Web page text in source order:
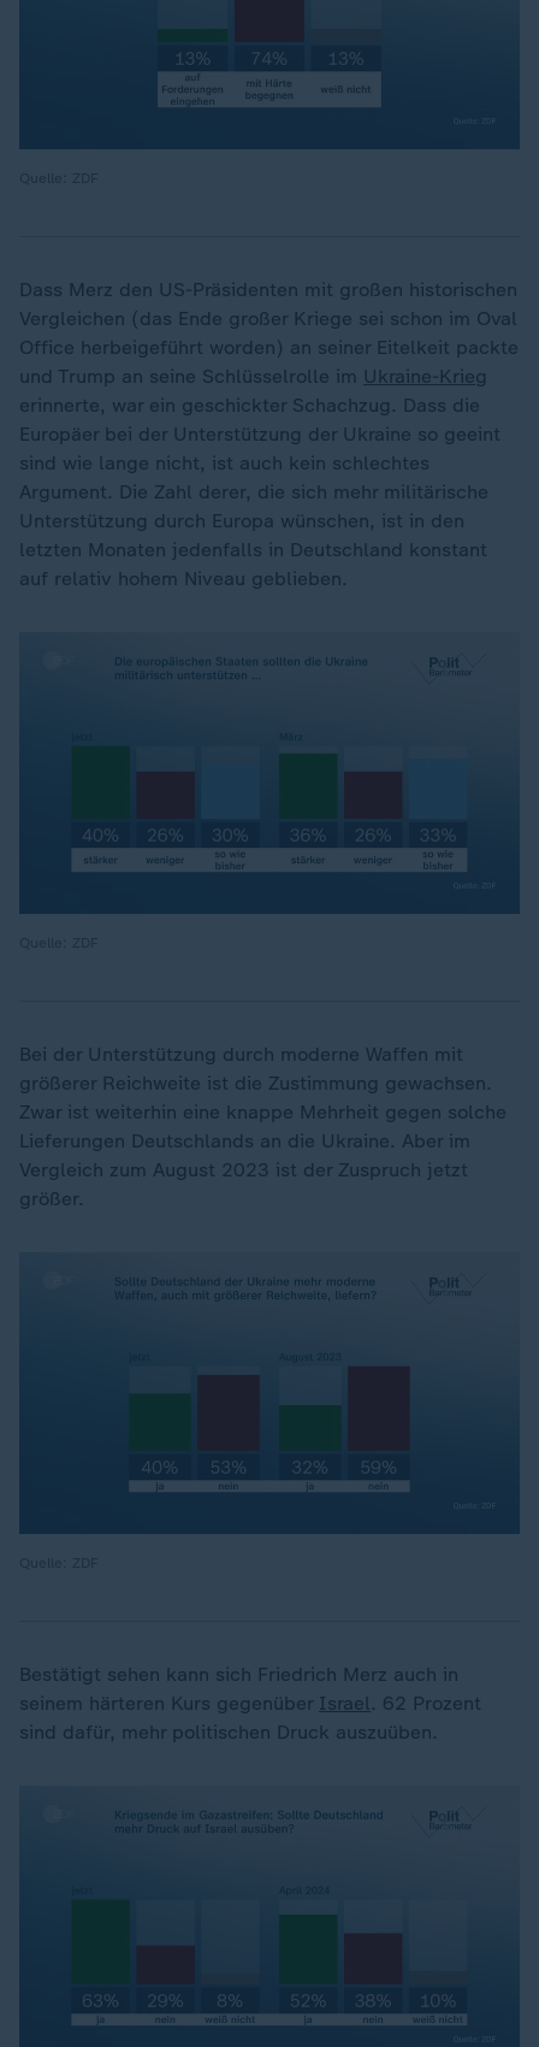
Dass Merz den US-Präsidenten mit großen historischen
Vergleichen (das Ende großer Kriege sei schon im Oval
Office herbeigeführt worden) an seiner Eitelkeit packte
und Trump an seine Schlüsselrolle im Ukraine-Krieg
erinnerte, war ein geschickter Schachzug. Dass die
Europäer bei der Unterstützung der Ukraine so geeint
sind wie lange nicht, ist auch kein schlechtes
Argument. Die Zahl derer, die sich mehr militärische
Unterstützung durch Europa wünschen, ist in den
letzten Monaten jedenfalls in Deutschland konstant
auf relativ hohem Niveau geblieben.
Bei der Unterstützung durch moderne Waffen mit
größerer Reichweite ist die Zustimmung gewachsen.
Zwar ist weiterhin eine knappe Mehrheit gegen solche
Lieferungen Deutschlands an die Ukraine. Aber im
Vergleich zum August 2023 ist der Zuspruch jetzt
größer.
Bestätigt sehen kann sich Friedrich Merz auch in
seinem härteren Kurs gegenüber Israel . 62 Prozent
sind dafür, mehr politischen Druck auszuüben.